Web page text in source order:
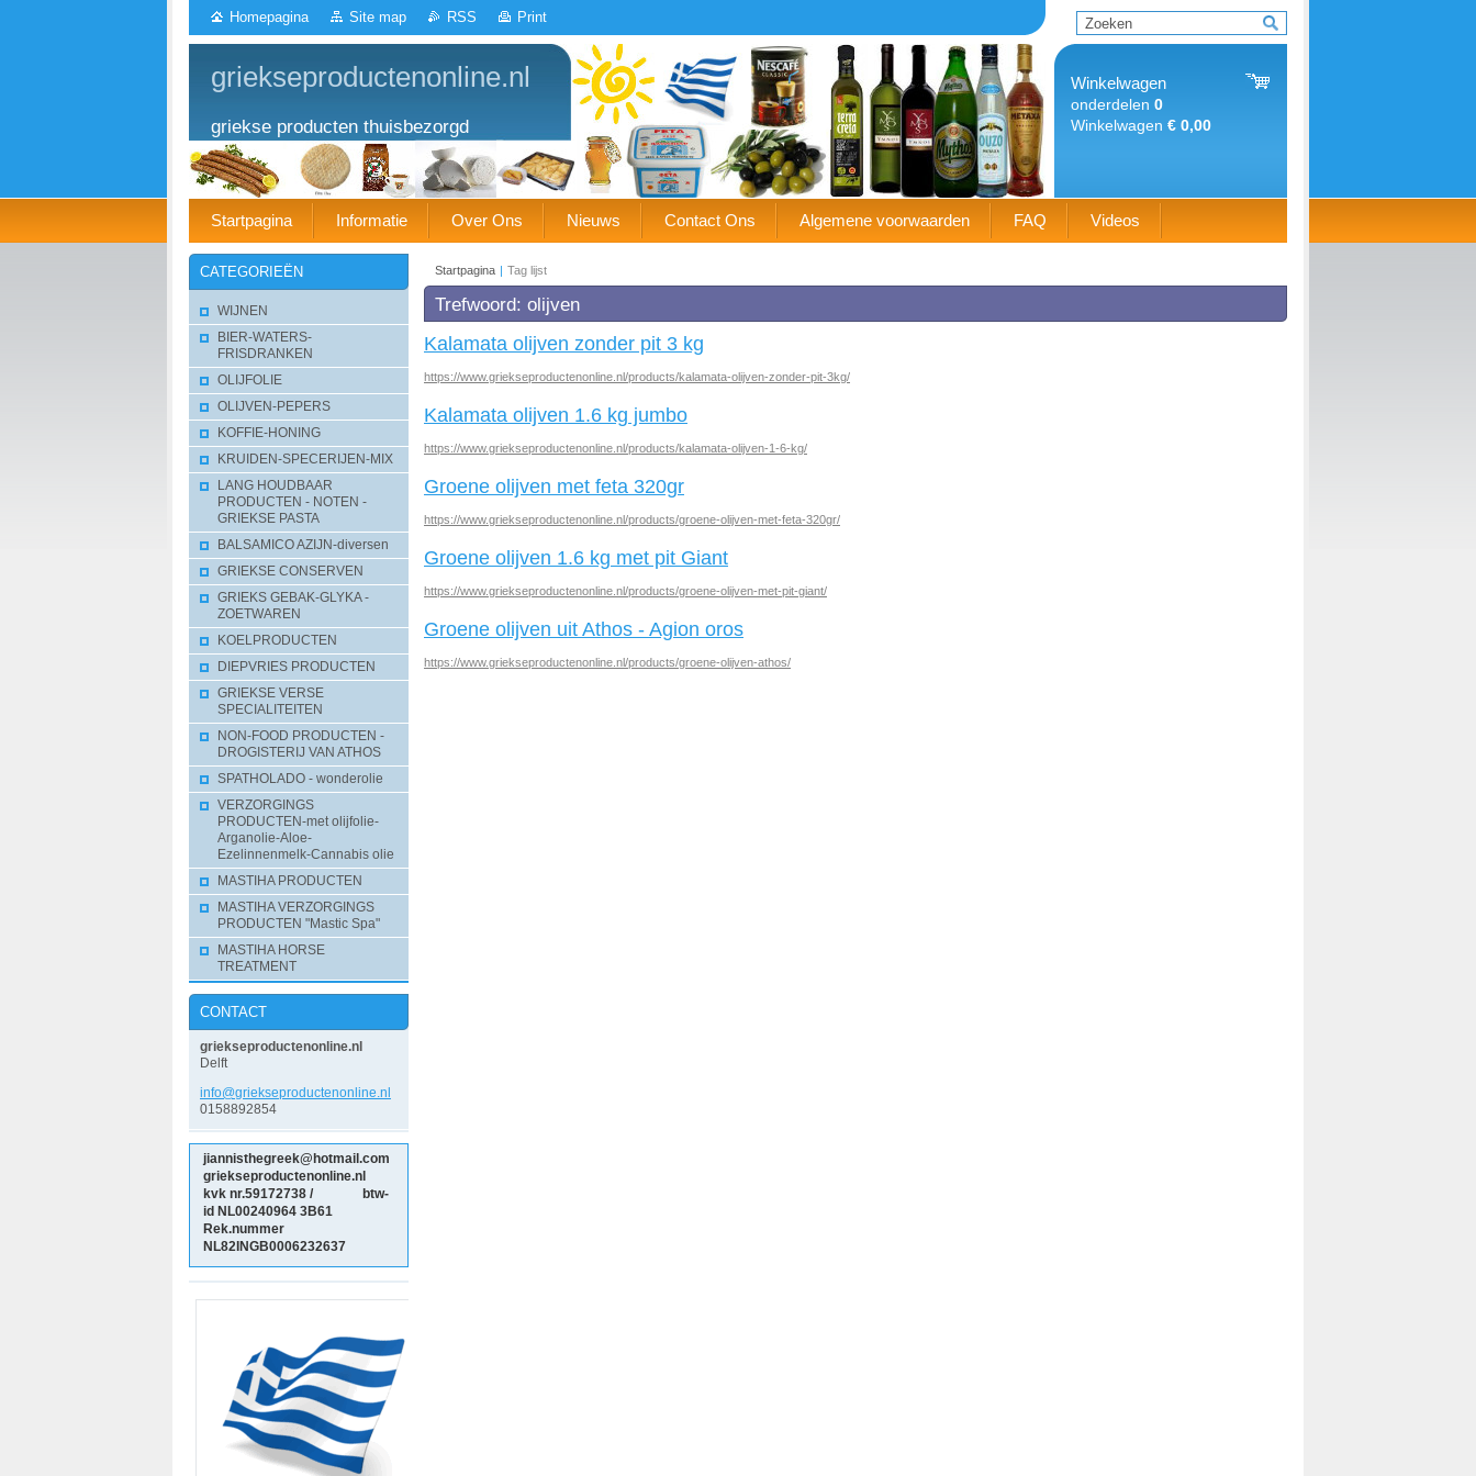
Homepagina Site map RSS Print
griekseproductenonline.nl
griekse producten thuisbezorgd
Winkelwagen
onderdelen 0
Winkelwagen € 0,00
Startpagina Informatie Over Ons Nieuws Contact Ons Algemene voorwaarden FAQ Videos
Startpagina | Tag lijst
Trefwoord: olijven
Kalamata olijven zonder pit 3 kg
https://www.griekseproductenonline.nl/products/kalamata-olijven-zonder-pit-3kg/
Kalamata olijven 1.6 kg jumbo
https://www.griekseproductenonline.nl/products/kalamata-olijven-1-6-kg/
Groene olijven met feta 320gr
https://www.griekseproductenonline.nl/products/groene-olijven-met-feta-320gr/
Groene olijven 1.6 kg met pit Giant
https://www.griekseproductenonline.nl/products/groene-olijven-met-pit-giant/
Groene olijven uit Athos - Agion oros
https://www.griekseproductenonline.nl/products/groene-olijven-athos/
CATEGORIEËN
WIJNEN
BIER-WATERS-
FRISDRANKEN
OLIJFOLIE
OLIJVEN-PEPERS
KOFFIE-HONING
KRUIDEN-SPECERIJEN-MIX
LANG HOUDBAAR
PRODUCTEN - NOTEN -
GRIEKSE PASTA
BALSAMICO AZIJN-diversen
GRIEKSE CONSERVEN
GRIEKS GEBAK-GLYKA -
ZOETWAREN
KOELPRODUCTEN
DIEPVRIES PRODUCTEN
GRIEKSE VERSE
SPECIALITEITEN
NON-FOOD PRODUCTEN -
DROGISTERIJ VAN ATHOS
SPATHOLADO - wonderolie
VERZORGINGS
PRODUCTEN-met olijfolie-
Arganolie-Aloe-
Ezelinnenmelk-Cannabis olie
MASTIHA PRODUCTEN
MASTIHA VERZORGINGS
PRODUCTEN "Mastic Spa"
MASTIHA HORSE
TREATMENT
CONTACT
griekseproductenonline.nl
Delft
info@griekseproductenonl ine.nl
0158892854
jiannisthegreek@hotmail.com
griekseproductenonline.nl
kvk nr.59172738 / btw-
id NL002409643B61
Rek.nummer
NL82INGB0006232637